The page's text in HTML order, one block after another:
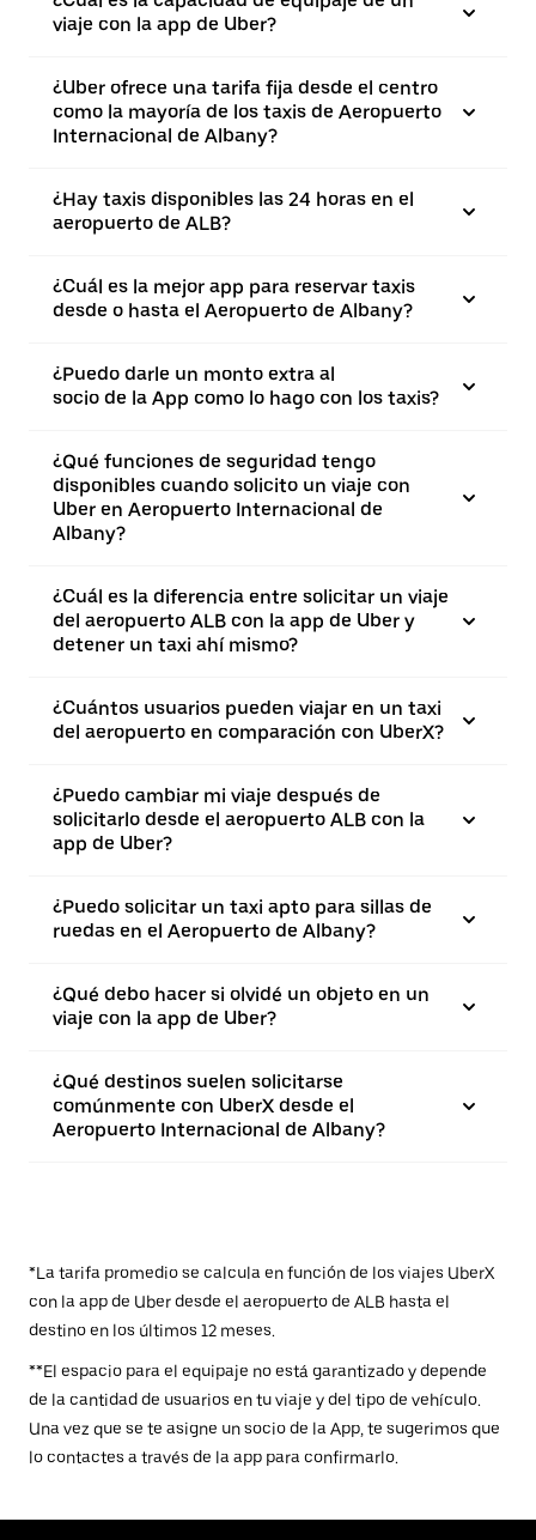
viaje con la app de Uber?
¿Uber ofrece una tarifa fija desde el centro
como la mayoría de los taxis de Aeropuerto
Internacional de Albany?
¿Hay taxis disponibles las 24 horas en el
aeropuerto de ALB?
¿Cuál es la mejor app para reservar taxis
desde o hasta el Aeropuerto de Albany?
¿Puedo darle un monto extra al
socio de la App como lo hago con los taxis?
¿Qué funciones de seguridad tengo
disponibles cuando solicito un viaje con
Uber en Aeropuerto Internacional de
Albany?
¿Cuál es la diferencia entre solicitar un viaje
del aeropuerto ALB con la app de Uber y
detener un taxi ahí mismo?
¿Cuántos usuarios pueden viajar en un taxi
del aeropuerto en comparación con UberX?
¿Puedo cambiar mi viaje después de
solicitarlo desde el aeropuerto ALB con la
app de Uber?
¿Puedo solicitar un taxi apto para sillas de
ruedas en el Aeropuerto de Albany?
¿Qué debo hacer si olvidé un objeto en un
viaje con la app de Uber?
¿Qué destinos suelen solicitarse
comúnmente con UberX desde el
Aeropuerto Internacional de Albany?
*La tarifa promedio se calcula en función de los viajes UberX
con la app de Uber desde el aeropuerto de ALB hasta el
destino en los últimos 12 meses.
**El espacio para el equipaje no está garantizado y depende
de la cantidad de usuarios en tu viaje y del tipo de vehículo.
Una vez que se te asigne un socio de la App, te sugerimos que
lo contactes a través de la app para confirmarlo.